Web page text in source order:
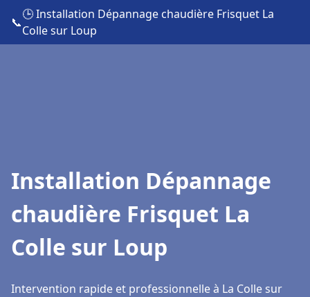
📞
🕒 Installation Dépannage chaudière Frisquet La
Colle sur Loup
Installation Dépannage
chaudière Frisquet La
Colle sur Loup
Intervention rapide et professionnelle à La Colle sur